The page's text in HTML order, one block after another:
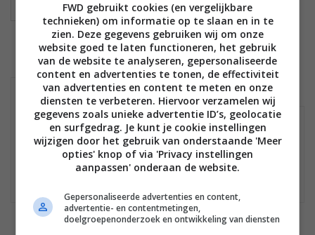
B&W CM1 MEER PRODUCTEN
Geen winkels gevonden
Mogelijk is het product niet meer te koop.
hier
de laatste nieuwtjes, reviews en
FWD gebruikt cookies (en vergelijkbare
technieken) om informatie op te slaan en in te
zien. Deze gegevens gebruiken wij om onze
website goed te laten functioneren, het gebruik
van de website te analyseren, gepersonaliseerde
content en advertenties te tonen, de effectiviteit
van advertenties en content te meten en onze
diensten te verbeteren. Hiervoor verzamelen wij
gegevens zoals unieke advertentie ID’s, geolocatie
en surfgedrag. Je kunt je cookie instellingen
wijzigen door het gebruik van onderstaande 'Meer
opties' knop of via 'Privacy instellingen
aanpassen' onderaan de website.
Gepersonaliseerde advertenties en content,
advertentie- en contentmetingen,
doelgroepenonderzoek en ontwikkeling van diensten